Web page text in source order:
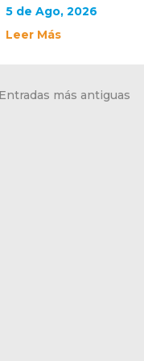
5 de Ago, 2026
Leer Más
más antiguas